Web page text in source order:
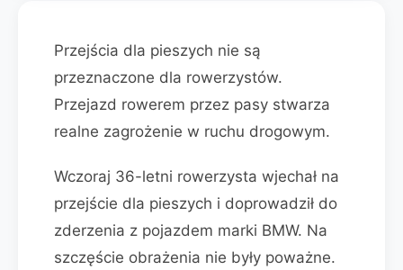
Przejścia dla pieszych nie są
przeznaczone dla rowerzystów.
Przejazd rowerem przez pasy stwarza
realne zagrożenie w ruchu drogowym.
Wczoraj 36-letni rowerzysta wjechał na
przejście dla pieszych i doprowadził do
zderzenia z pojazdem marki BMW. Na
szczęście obrażenia nie były poważne.